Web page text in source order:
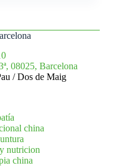
08025, Barcelona
/ Dos de Maig
china
nutricion
china